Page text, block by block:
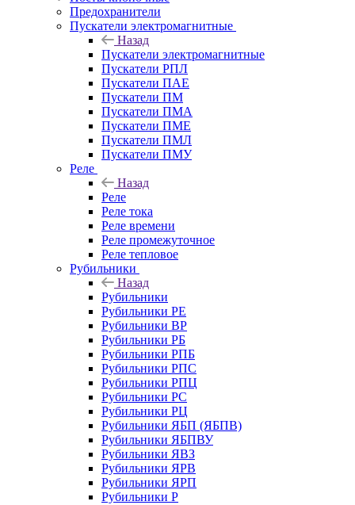
Предохранители
Пускатели электромагнитные
Назад
Пускатели электромагнитные
Пускатели РПЛ
Пускатели ПАЕ
Пускатели ПМ
Пускатели ПМА
Пускатели ПМЕ
Пускатели ПМЛ
Пускатели ПМУ
Реле
Назад
Реле
Реле тока
Реле времени
Реле промежуточное
Реле тепловое
Рубильники
Назад
Рубильники
Рубильники РЕ
Рубильники ВР
Рубильники РБ
Рубильники РПБ
Рубильники РПС
Рубильники РПЦ
Рубильники РС
Рубильники РЦ
Рубильники ЯБП (ЯБПВ)
Рубильники ЯБПВУ
Рубильники ЯВЗ
Рубильники ЯРВ
Рубильники ЯРП
Рубильники Р